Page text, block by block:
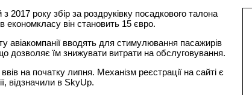
2017 року збір за роздруківку посадкового талона
він становить 15 євро.
авіакомпанії вводять для стимулювання пасажирів
дозволяє їм знижувати витрати на обслуговування.
на початку липня. Механізм реєстрації на сайті є
відзначили в SkyUp.